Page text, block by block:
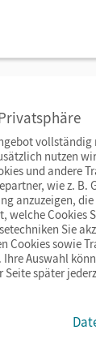
Kinder
wenig
vollständig
nutzen
und andere
wie z. B.
anzuzeigen, die
welche Cookies
Sie
Cookies sowie
. Ihre Auswahl
Seite später